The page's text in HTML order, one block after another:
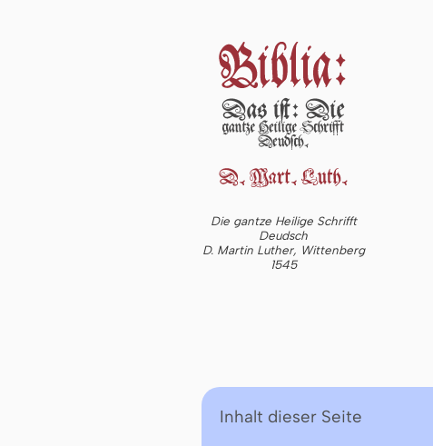
Die gantze Heilige Schrifft
Deudsch
D. Martin Luther, Wittenberg
1545
Inhalt dieser Seite